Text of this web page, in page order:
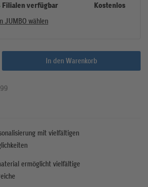
mit vielfältigen
ermöglicht vielfältige
Filialen verfügbar Kostenlos
JUMBO wählen
In den Warenkorb